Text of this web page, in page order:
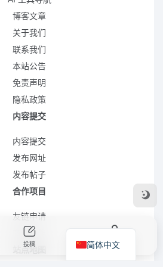
博客文章
关于我们
联系我们
本站公告
免责声明
隐私政策
内容提交
内容提交
发布网址
发布帖子
合作项目
友链申请
商务合作
站点地图
投稿 我的
简体中文